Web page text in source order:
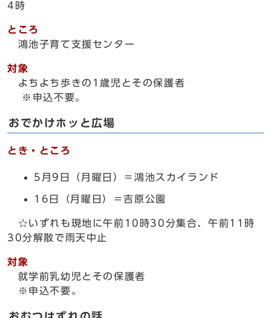
4時
ところ
鴻池子育て支援センター
対象
よちよち歩きの1歳児とその保護者
※申込不要。
おでかけホッと広場
とき・ところ
5月9日（月曜日）＝鴻池スカイランド
16日（月曜日）＝吉原公園
☆いずれも現地に午前10時30分集合、午前11時
30分解散で雨天中止
対象
就学前乳幼児とその保護者
※申込不要。